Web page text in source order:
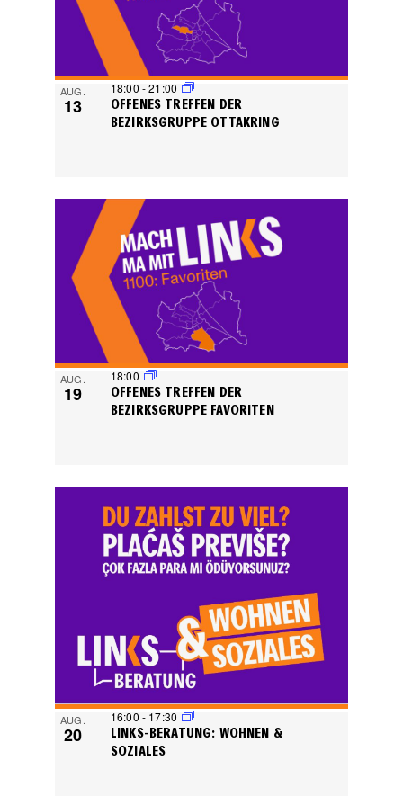
AUG.
13
OFFENES TREFFEN DER
BEZIRKSGRUPPE OTTAKRING
18:00 -21:00
AUG.
19
OFFENES TREFFEN DER
BEZIRKSGRUPPE FAVORITEN
18:00
AUG.
20
LINKS-BERATUNG: WOHNEN &
SOZIALES
16:00 - 17:30